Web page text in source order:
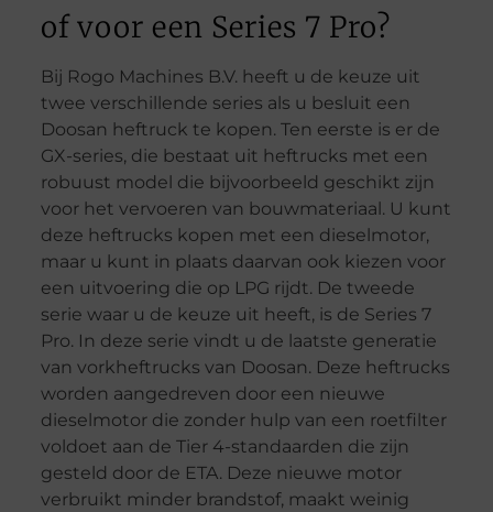
of voor een Series 7 Pro?
Bij Rogo Machines B.V. heeft u de keuze uit
twee verschillende series als u besluit een
Doosan heftruck te kopen. Ten eerste is er de
GX-series, die bestaat uit heftrucks met een
robuust model die bijvoorbeeld geschikt zijn
voor het vervoeren van bouwmateriaal. U kunt
deze heftrucks kopen met een dieselmotor,
maar u kunt in plaats daarvan ook kiezen voor
een uitvoering die op LPG rijdt. De tweede
serie waar u de keuze uit heeft, is de Series 7
Pro. In deze serie vindt u de laatste generatie
van vorkheftrucks van Doosan. Deze heftrucks
worden aangedreven door een nieuwe
dieselmotor die zonder hulp van een roetfilter
voldoet aan de Tier 4-standaarden die zijn
gesteld door de ETA. Deze nieuwe motor
verbruikt minder brandstof, maakt weinig